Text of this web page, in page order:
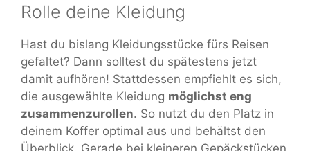
Rolle deine Kleidung
Hast du bislang Kleidungsstücke fürs Reisen
gefaltet? Dann solltest du spätestens jetzt
damit aufhören! Stattdessen empfiehlt es sich,
die ausgewählte Kleidung möglichst eng
zusammenzurollen. So nutzt du den Platz in
deinem Koffer optimal aus und behältst den
Überblick. Gerade bei kleineren Gepäckstücken